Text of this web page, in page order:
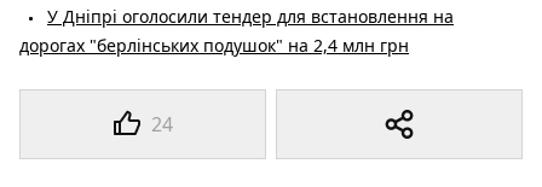
24
У Дніпрі оголосили тендер для встановлення на
дорогах "берлінських подушок" на 2,4 млн грн